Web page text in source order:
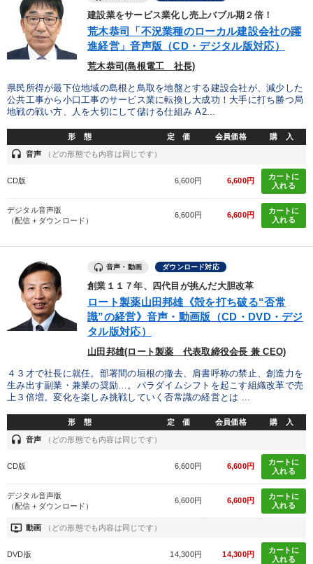
建設業をサービス業化し売上バブル期２倍！
荒木恭司「不況業種のローカル建設会社の躍
進経営」音声版（CD・デジタル版対応）
荒木恭司(島根電工 社長)
県民所得が最下位地域の島根と鳥取を地盤とする建設会社が、減少した
公共工事から小口工事のサービス業に転換し大成功！大手に打ち勝つ局
地戦の戦い方、人を大切にして儲ける仕組み A2...
形 態 定 価 会員価格 購 入
headset 音声 （どの形態でも内容は同じです）
CD版 6,600円 6,600円
カートに
入れる
デジタル音声版
（配信＋ダウンロード）
6,600円 6,600円
カートに
入れる
音声・動画 ダウンロード対応
創業１１７年、四代目が挑んだ大胆改革
ロート製薬山田邦雄《殻を打ち破る“否常
識”の経営》音声・動画版（CD・DVD・デジ
タル版対応）
山田邦雄(ロート製薬 代表取締役会長 兼 CEO)
４３才で社長に就任。部署間の垣根の撤去、肩書呼称の禁止、創造力を
生み出す副業・兼業の奨励…。パラダイムシフトを起こす組織改革で売
上３倍増。変化を楽しみ挑戦していく否常識の経営とは ...
形 態 定 価 会員価格 購 入
headset 音声 （どの形態でも内容は同じです）
CD版 6,600円 6,600円
カートに
入れる
デジタル音声版
（配信＋ダウンロード）
6,600円 6,600円
カートに
入れる
ondemand_video 動画 （どの形態でも内容は同じです）
DVD版 14,300円 14,300円
カートに
入れる